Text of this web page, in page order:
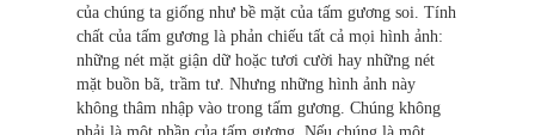
của chúng ta giống như bề mặt của tấm gương soi. Tính
chất của tấm gương là phản chiếu tất cả mọi hình ảnh:
những nét mặt giận dữ hoặc tươi cười hay những nét
mặt buồn bã, trầm tư. Nhưng những hình ảnh này
không thâm nhập vào trong tấm gương. Chúng không